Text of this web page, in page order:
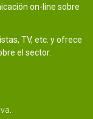
on-line sobre
TV, etc. y ofrece
el sector.
.